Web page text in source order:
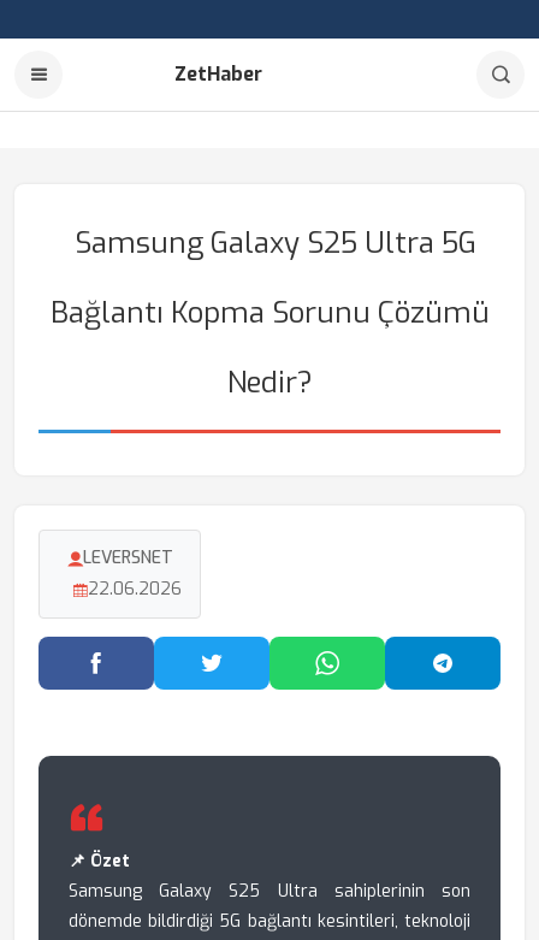
ZetHaber
Samsung Galaxy S25 Ultra 5G
Bağlantı Kopma Sorunu Çözümü
Nedir?
LEVERSNET
22.06.2026
Facebook'ta PaylaşTwitter'da PaylaşWhatsApp'ta Paylaş
📌 Özet
Samsung Galaxy S25 Ultra sahiplerinin son
dönemde bildirdiği 5G bağlantı kesintileri, teknoloji